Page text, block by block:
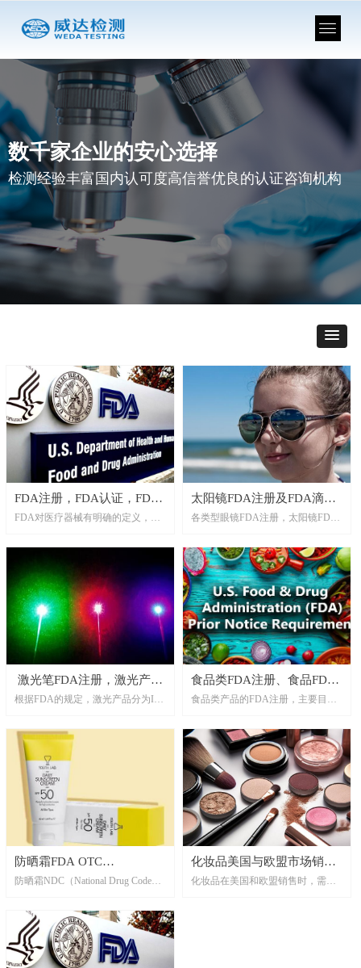
FDA注册，FDA认证，FDA
注册服务，医疗器械FDA注
FDA对医疗器械有明确的定义，其
以下条件之仪器、装置、工具、机
械、器具、插入管、体外试剂及其
它相关物品，包括组件、零件或附
件：明确列于National Formulary或
the Unite States Pharmacopeia或前述
两者的附录中者；预期使用于动物
或人类疾病，或其它身体状况之诊
断，或用于疾病之治愈、减缓与治
疗者；预期影响动物或人体身体功
能或结构，但不经由新陈代谢来达
太阳镜FDA注册及FDA滴珠
测试
各类型眼镜FDA注册，太阳镜FDA
能够顺利进入美国市场并符合相关
安全和质量标准的重要步骤。
激光笔FDA注册，激光产品
FDA注册
根据FDA的规定，激光产品分为I
的激光产品有不同的安全要求和监
管标准。
食品类FDA注册、食品FDA
注册、食品添加剂FDA注
食品类产品的FDA注册，主要目的
储存和运输等环节都符合FDA的安
全和卫生要求，以保障消费者的健
康和权益。
防晒霜FDA OTC
NDC（National Drug Code）
防晒霜NDC（National Drug Code）
（FDA）为确保防晒霜产品在美国
市场上销售的安全性和合规性所要
求的一个重要步骤。防晒霜NDC注
册, 防晒霜OTC-NDC注册, FDA防晒
化妆品美国与欧盟市场销售
需要做的检测与认证
化妆品在美国和欧盟销售时，需要
数千家企业的安心选择
检测经验丰富国内认可度高信誉优良的认证咨询机构